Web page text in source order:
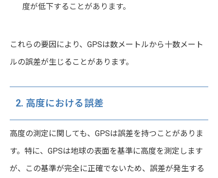
度が低下することがあります。
これらの要因により、GPSは数メートルから十数メート
ルの誤差が生じることがあります。
2. 高度における誤差
高度の測定に関しても、GPSは誤差を持つことがありま
す。特に、GPSは地球の表面を基準に高度を測定します
が、この基準が完全に正確でないため、誤差が発生する